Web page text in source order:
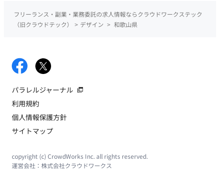
フリーランス・副業・業務委託の求人情報ならクラウドワークステック
（旧クラウドテック）
> デザイン > 和歌山県
パラレルジャーナル
利用規約
個人情報保護方針
サイトマップ
copyright (c) CrowdWorks Inc. all rights reserved.
運営会社： 株式会社クラウドワークス